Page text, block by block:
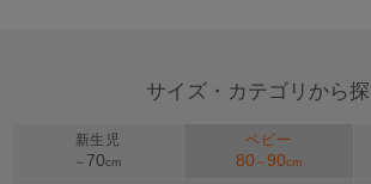
サイズ・カテゴリから
新生児
～ 70cm
ベビー
80 ～90cm